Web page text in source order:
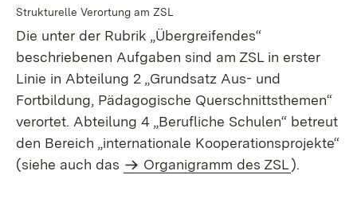
Strukturelle Verortung am ZSL
Die unter der Rubrik „Übergreifendes“
beschriebenen Aufgaben sind am ZSL in erster
Linie in Abteilung 2 „Grundsatz Aus- und
Fortbildung, Pädagogische Querschnittsthemen“
verortet. Abteilung 4 „Berufliche Schulen“ betreut
den Bereich „internationale Kooperationsprojekte“
(siehe auch das
Organigramm des ZSL).